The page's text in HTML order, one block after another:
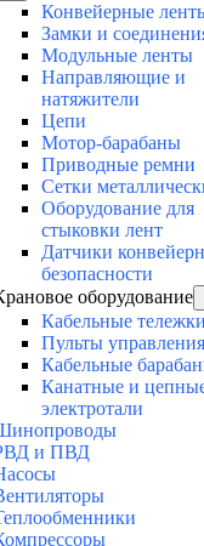
Конвейерные
Замки и
Модульные ленты
Направляющие и
натяжители
Цепи
Мотор-барабаны
Приводные ремни
Сетки
Оборудование для
стыковки лент
Датчики
безопасности
оборудование
Кабельные тележки
Пульты управления
Кабельные
Канатные и
электротали
и ПВД